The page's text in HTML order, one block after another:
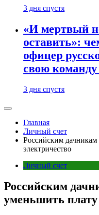
3 дня спустя
«И мертвый
оставить»:
офицер
свою команду
3 дня спустя
Главная
Личный счет
Российским дачникам
электричество
Личный счет
Российским
уменьшить плату